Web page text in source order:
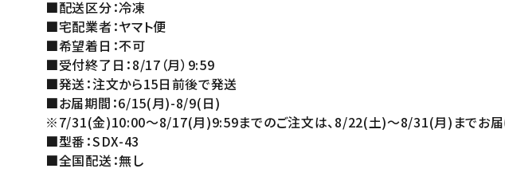
■配送区分：冷凍
■宅配業者：ヤマト便
■希望着日：不可
■受付終了日：8/17（月）9:59
■発送：注文から15日前後で発送
■お届期間：6/15(月)-8/9(日)
※7/31(金)10:00～8/17(月)9:59までのご注文は、8/22(土)～8/31(月)までお
■型番：SDX-43
■全国配送：無し